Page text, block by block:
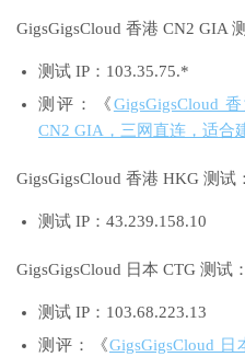
GigsGigsCloud 香港 CN2 GIA
测试 IP：103.35.75.*
测评：《GigsGigsCloud
CN2 GIA，三网直连，适合
GigsGigsCloud 香港 HKG 测试：
测试 IP：43.239.158.10
GigsGigsCloud 日本 CTG 测试：
测试 IP：103.68.223.13
测评：《GigsGigsCloud